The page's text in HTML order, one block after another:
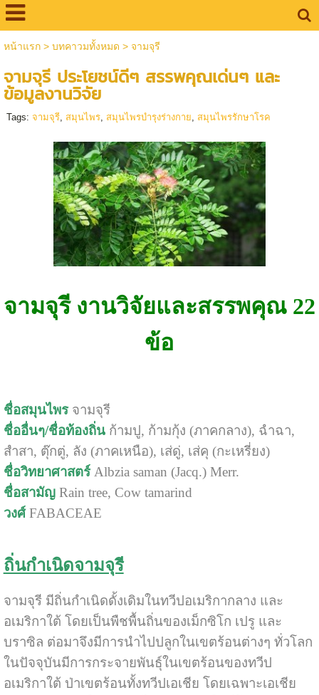
หน้าแรก> บทคาวมทั้งหมด > จามจุรี
จามจุรี ประโยชน์ดีๆ สรรพคุณเด่นๆ และ
ข้อมูลงานวิจัย
Tags: จามจุรี, สมุนไพร, สมุนไพรบำรุงร่างกาย, สมุนไพรรักษาโรค
จามจุรี งานวิจัยและสรรพคุณ 22
ข้อ
ชื่อสมุนไพรจามจุรี
ชื่ออื่นๆ/ชื่อท้องถิ่นก้ามปู, ก้ามกุ้ง (ภาคกลาง), ฉำฉา,
สำสา, ตุ๊กตู่, ลัง (ภาคเหนือ), เส่ดู่, เส่คุ (กะเหรี่ยง)
ชื่อวิทยาศาสตร์Albzia saman (Jacq.) Merr.
ชื่อสามัญ Rain tree, Cow tamarind
วงศ์ FABACEAE
ถิ่นกำเนิดจามจุรี
จามจุรี มีถิ่นกำเนิดดั้งเดิมในทวีปอเมริกากลาง และ
อเมริกาใต้ โดยเป็นพืชพื้นถิ่นของเม็กซิโก เปรู และ
บราซิล ต่อมาจึงมีการนำไปปลูกในเขตร้อนต่างๆ ทั่วโลก
ในปัจจุบันมีการกระจายพันธุ์ในเขตร้อนของทวีป
อเมริกาใต้ ป่าเขตร้อนทั้งทวีปเอเชีย โดยเฉพาะเอเชีย